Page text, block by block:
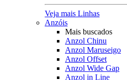
Veja mais Linhas
Anzóis
Mais buscados
Anzol Chinu
Anzol Maruseigo
Anzol Offset
Anzol Wide Gap
Anzol in Line